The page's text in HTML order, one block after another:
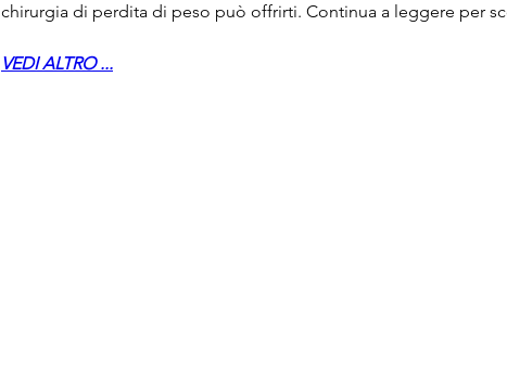
chirurgia di perdita di peso può offrirti. Continua a leggere per
VEDI ALTRO ...